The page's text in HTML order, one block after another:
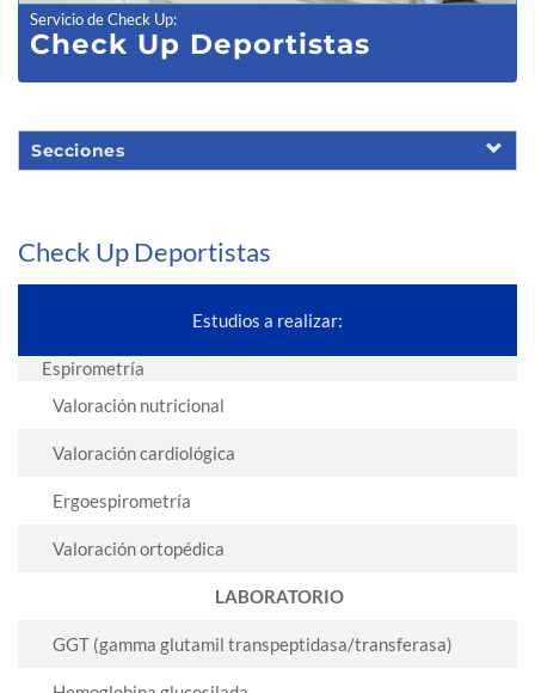
Servicio de Check Up:
Check Up Deportistas
Secciones
Check Up Deportistas
Estudios a realizar:
Espirometría
Valoración nutricional
Valoración cardiológica
Ergoespirometría
Valoración ortopédica
LABORATORIO
GGT (gamma glutamil transpeptidasa/transferasa)